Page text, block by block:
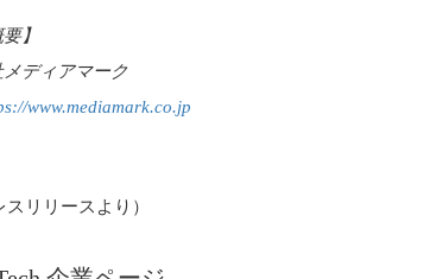
】
ディアマーク
www.mediamark.co.jp
スリリースより）